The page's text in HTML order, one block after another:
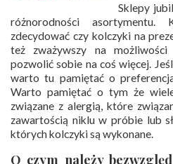
Sklepy
różnorodności
zdecydować czy kolczyki na
też zważywszy na
pozwolić sobie na coś więcej.
warto tu pamiętać o
Warto pamiętać o tym że
związane z alergią, które
zawartością niklu w próbie lub
których kolczyki są wykonane.
O czym należy